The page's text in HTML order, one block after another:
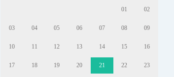
01 02
03 04 05 06 07 08 09
10 11 12 13 14 15 16
17 18 19 20 21 22 23